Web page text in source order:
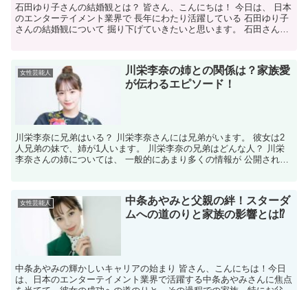
石田ゆり子さんの結婚観とは？ 皆さん、こんにちは！ 今日は、 日本
のエンターテイメント業界で 長年にわたり活躍している 石田ゆり子
さんの結婚観について 掘り下げていきたいと思います。 石田さん
女性芸能人
川栄李奈の姉との関係は？家族愛
が伝わるエピソード！
川栄李奈に兄弟はいる？ 川栄李奈さんには兄弟がいます。 彼女は2
人兄弟の妹で、姉が1人います。 川栄李奈の兄弟はどんな人？ 川栄
李奈さんの姉については、 一般的にあまり多くの情報が 公開されて
女性芸能人
中条あやみと父親の絆！スターダ
ムへの道のりと家族の影響とは⁉
中条あやみの輝かしいキャリアの始まり 皆さん、こんにちは！今日
は、日本のエンターテイメント業界で活躍する中条あやみさんに焦点